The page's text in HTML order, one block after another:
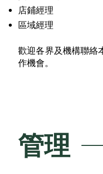
店鋪經理
區域經理
歡迎各界及機構聯絡
作機會。
​管理